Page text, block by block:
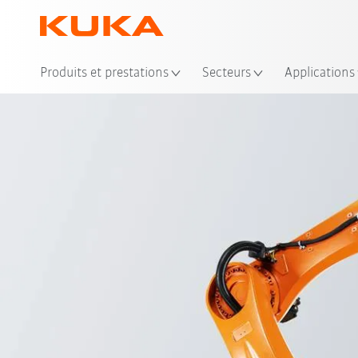
Produits et prestations Secteurs Applications